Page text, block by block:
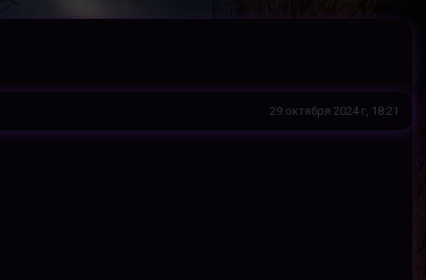
29 октября 2024 г, 18:21